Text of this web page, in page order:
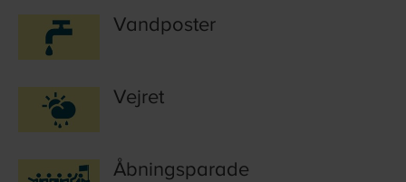
Vandposter
Vejret
Åbningsparade